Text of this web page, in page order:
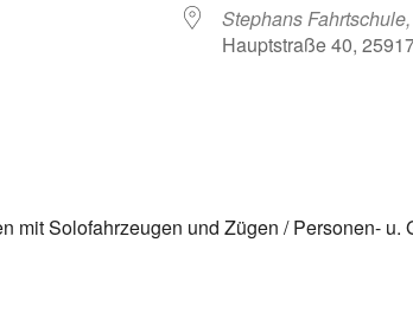
Stephans
Hauptstraße 40,
mit Solofahrzeugen und Zügen / Personen- u.